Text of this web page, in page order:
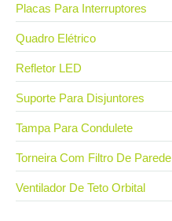
Placas Para Interruptores
Quadro Elétrico
Refletor LED
Suporte Para Disjuntores
Tampa Para Condulete
Torneira Com Filtro De Parede
Ventilador De Teto Orbital